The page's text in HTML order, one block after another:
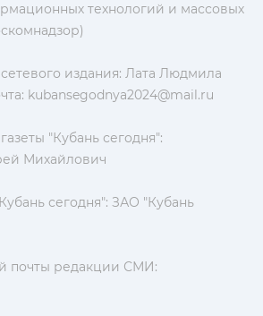
технологий и массовых
издания: Лата Людмила
kubansegodnya2024@mail.ru
"Кубань сегодня":
Михайлович
сегодня": ЗАО "Кубань
почты редакции СМИ: